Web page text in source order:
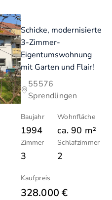
Schicke, modernisierte
3-Zimmer-
Eigentumswohnung
mit Garten und Flair!
55576
Sprendlingen
Baujahr
1994
Wohnfläche
ca. 90 m²
Zimmer
3
Schlafzimmer
2
Kaufpreis
328.000 €